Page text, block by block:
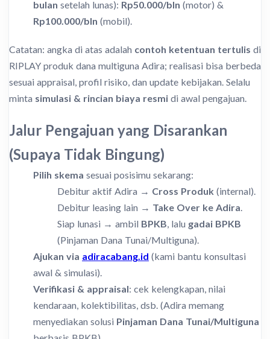
bulan setelah lunas): Rp50.000/bln (motor) &
Rp100.000/bln (mobil).
Catatan: angka di atas adalah contoh ketentuan tertulis di
RIPLAY produk dana multiguna Adira; realisasi bisa berbeda
sesuai appraisal, profil risiko, dan update kebijakan. Selalu
minta simulasi & rincian biaya resmi di awal pengajuan.
Jalur Pengajuan yang Disarankan
(Supaya Tidak Bingung)
Pilih skema sesuai posisimu sekarang:
Debitur aktif Adira → Cross Produk (internal).
Debitur leasing lain → Take Over ke Adira.
Siap lunasi → ambil BPKB, lalu gadai BPKB
(Pinjaman Dana Tunai/Multiguna).
Ajukan via adiracabang.id (kami bantu konsultasi
awal & simulasi).
Verifikasi & appraisal: cek kelengkapan, nilai
kendaraan, kolektibilitas, dsb. (Adira memang
menyediakan solusi Pinjaman Dana Tunai/Multiguna